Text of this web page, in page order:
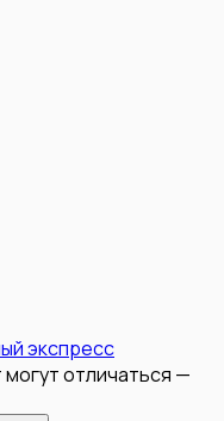
экспресс
отличаться —